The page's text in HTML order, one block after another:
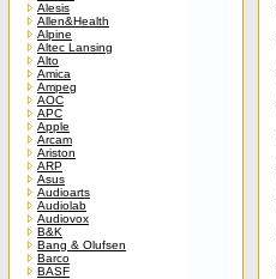
Alesis
Allen&Health
Alpine
Altec Lansing
Alto
Amica
Ampeg
AOC
APC
Apple
Arcam
Ariston
ARP
Asus
Audioarts
Audiolab
Audiovox
B&K
Bang & Olufsen
Barco
BASF